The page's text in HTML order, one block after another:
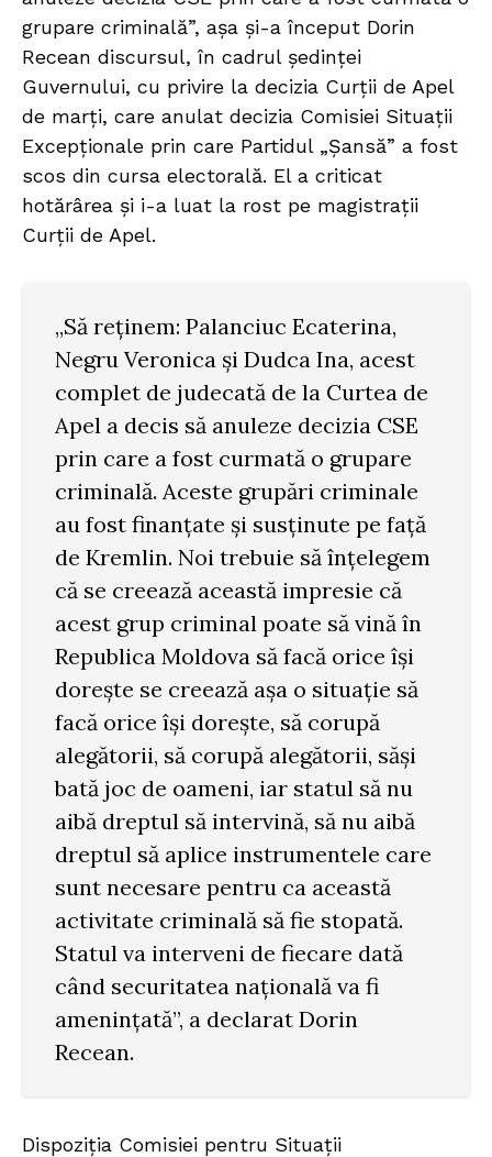
grupare criminală”, așa și-a început Dorin
Recean discursul, în cadrul ședinței
Guvernului, cu privire la decizia Curții de Apel
de marți, care anulat decizia Comisiei Situații
Excepționale prin care Partidul „Șansă” a fost
scos din cursa electorală. El a criticat
hotărârea și i-a luat la rost pe magistrații
Curții de Apel.
„Să reținem: Palanciuc Ecaterina,
Negru Veronica și Dudca Ina, acest
complet de judecată de la Curtea de
Apel a decis să anuleze decizia CSE
prin care a fost curmată o grupare
criminală. Aceste grupări criminale
au fost finanțate și susținute pe față
de Kremlin. Noi trebuie să înțelegem
că se creează această impresie că
acest grup criminal poate să vină în
Republica Moldova să facă orice își
dorește se creează așa o situație să
facă orice își dorește, să corupă
alegătorii, să corupă alegătorii, săși
bată joc de oameni, iar statul să nu
aibă dreptul să intervină, să nu aibă
dreptul să aplice instrumentele care
sunt necesare pentru ca această
activitate criminală să fie stopată.
Statul va interveni de fiecare dată
când securitatea națională va fi
amenințată”, a declarat Dorin
Recean.
Dispoziția Comisiei pentru Situații